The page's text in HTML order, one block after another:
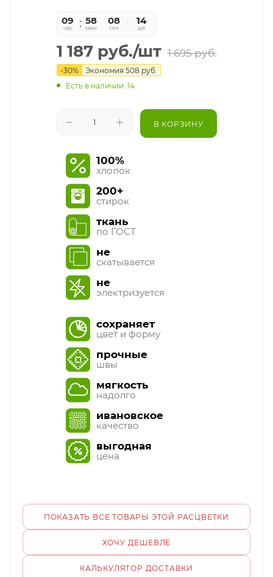
09
час
58
мин
08
сек
14
шт
1 187руб./шт 1 695руб.
-30% Экономия 508 руб.
Есть в наличии: 14
В КОРЗИНУ
100%
хлопок
200+
стирок
ткань
по ГОСТ
не
скатывается
не
электризуется
сохраняет
цвет и форму
прочные
швы
мягкость
надолго
ивановское
качество
выгодная
цена
ПОКАЗАТЬ ВСЕ ТОВАРЫ ЭТОЙ РАСЦВЕТКИ
ХОЧУ ДЕШЕВЛЕ
КАЛЬКУЛЯТОР ДОСТАВКИ